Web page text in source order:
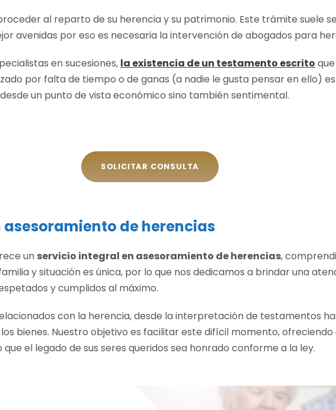
al reparto de su herencia y su patrimonio. Este trámite suele
avenidas por eso es necesaria la intervención de abogados para
en sucesiones, la existencia de un testamento escrito
por falta de tiempo o de ganas (a nadie le gusta pensar en ello)
un punto de vista económico sino también sentimental.
SOLICITAR CONSULTA
de herencias
un servicio integral en asesoramiento de herencias,
y situación es única, por lo que nos dedicamos a brindar una
y cumplidos al máximo.
con la herencia, desde la interpretación de testamentos
bienes. Nuestro objetivo es facilitar este difícil momento, ofreciendo
el legado de sus seres queridos sea honrado conforme a la ley.